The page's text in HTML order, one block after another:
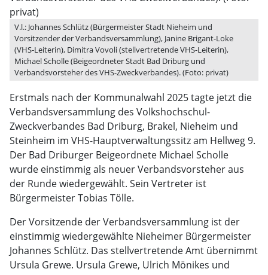
V.l.: Johannes Schlütz (Bürgermeister Stadt Nieheim und
Vorsitzender der Verbandsversammlung), Janine Brigant-Loke
(VHS-Leiterin), Dimitra Vovoli (stellvertretende VHS-Leiterin),
Michael Scholle (Beigeordneter Stadt Bad Driburg und
Verbandsvorsteher des VHS-Zweckverbandes). (Foto: privat)
Erstmals nach der Kommunalwahl 2025 tagte jetzt die
Verbandsversammlung des Volkshochschul-
Zweckverbandes Bad Driburg, Brakel, Nieheim und
Steinheim im VHS-Hauptverwaltungssitz am Hellweg 9.
Der Bad Driburger Beigeordnete Michael Scholle
wurde einstimmig als neuer Verbandsvorsteher aus
der Runde wiedergewählt. Sein Vertreter ist
Bürgermeister Tobias Tölle.
Der Vorsitzende der Verbandsversammlung ist der
einstimmig wiedergewählte Nieheimer Bürgermeister
Johannes Schlütz. Das stellvertretende Amt übernimmt
Ursula Grewe. Ursula Grewe, Ulrich Mönikes und